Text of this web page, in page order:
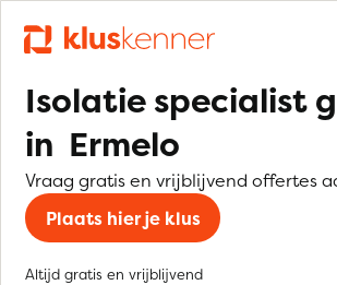
Isolatie specialist
in Ermelo
Vraag gratis en vrijblijvend offertes
Plaats hier je klus
Altijd gratis en vrijblijvend